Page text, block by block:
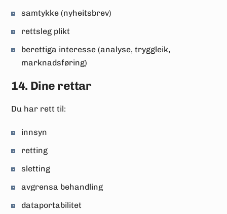
samtykke (nyheitsbrev)
rettsleg plikt
berettiga interesse (analyse, tryggleik,
marknadsføring)
14. Dine rettar
Du har rett til:
innsyn
retting
sletting
avgrensa behandling
dataportabilitet